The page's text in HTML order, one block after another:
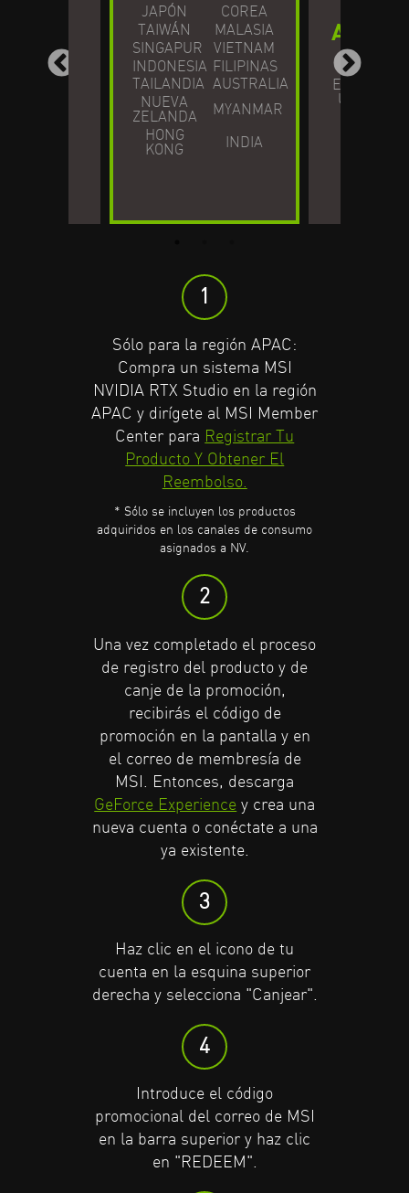
JAPÓN
COREA
TAIWÁN
MALASIA
SINGAPUR
VIETNAM
INDONESIA FILIPINAS
TAILANDIA AUSTRALIA
NUEVA
ZELANDA
MYANMAR
HONG
KONG INDIA
ESTADOS
UNIDOS
1
Sólo para la región APAC:
Compra un sistema MSI
NVIDIA RTX Studio en la región
APAC y dirígete al MSI Member
Center para Registrar Tu
Producto Y Obtener El
Reembolso.
* Sólo se incluyen los productos
adquiridos en los canales de consumo
asignados a NV.
2
Una vez completado el proceso
de registro del producto y de
canje de la promoción,
recibirás el código de
promoción en la pantalla y en
el correo de membresía de
MSI. Entonces, descarga
GeForce Experience y crea una
nueva cuenta o conéctate a una
ya existente.
3
Haz clic en el icono de tu
cuenta en la esquina superior
derecha y selecciona "Canjear".
4
Introduce el código
promocional del correo de MSI
en la barra superior y haz clic
en "REDEEM".
1
Compra un equipoNVIDIA RTX
Studio en una tienda
participante.
* Sólo los productos adquiridos en los
canales de consumo asignados a NV
son incluidos.
Más Información.
2
Solicita al comercio
participante tu código de
promoción y luego descarga
GeForce Experiencey crea una
nueva cuenta o inicia sesión a
una ya existente.
3
Haz clic en el icono de tu
cuenta en la esquina superior
derecha y selecciona "Canjear”.
4
Introduce el código
promocional en la barra
superior y haz clic en
"REDEEM".
5
Aparecerá la oferta de Adobe
Creative Cloud; haz clic en
"REDEEM" para obtener tu
código.
1
Compra un equipoNVIDIA RTX
Studio en una tienda
participante.
* Sólo los productos adquiridos en los
canales de consumo asignados a NV
son incluidos.
Más Información.
2
Solicita al comercio
participante tu código de
promoción y luego descarga
GeForce Experiencey crea una
nueva cuenta o inicia sesión a
una ya existente.
3
Haz clic en el icono de tu
cuenta en la esquina superior
derecha y selecciona "Canjear”.
4
Introduce el código
promocional en la barra
superior y haz clic en
"REDEEM".
5
Aparecerá la oferta de Adobe
Creative Cloud; haz clic en
"REDEEM" para obtener tu
código.